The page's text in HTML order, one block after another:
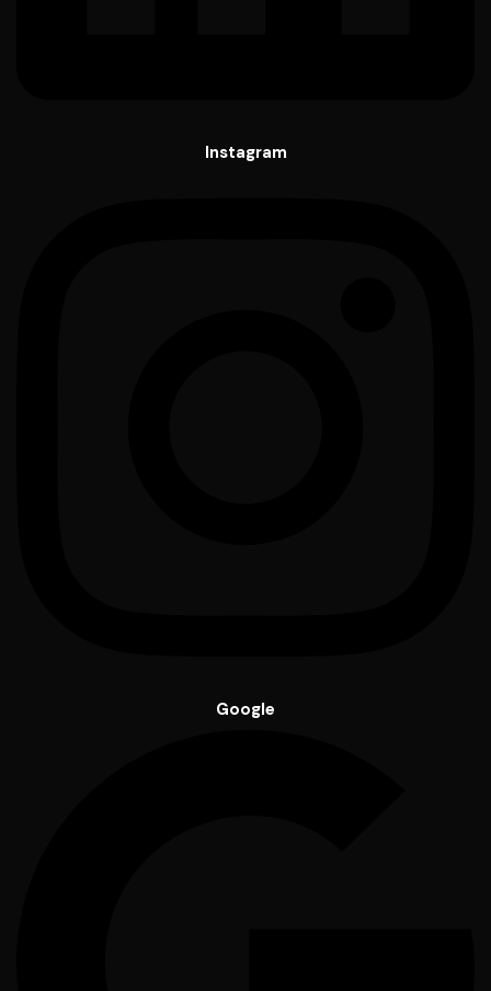
Instagram
Google